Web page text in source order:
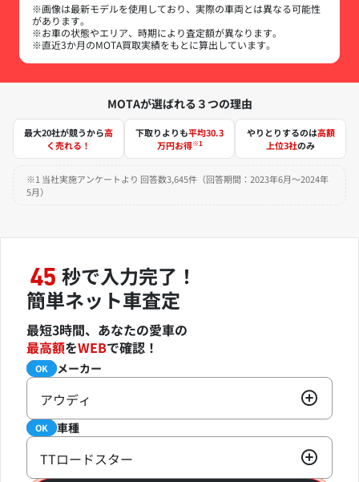
※画像は最新モデルを使用しており、実際の車両とは異なる可能性
があります。
※お車の状態やエリア、時期により査定額が異なります。
※直近3か月のMOTA買取実績をもとに算出しています。
MOTAが選ばれる３つの理由
最大20社が競うから高
く売れる！
下取りよりも平均30.3
万円お得※1
やりとりするのは高額
上位3社のみ
※1 当社実施アンケートより 回答数3,645件（回答期間：2023年6月～2024年
5月）
45 秒で入力完了！
簡単ネット車査定
最短3時間、あなたの愛車の
最高額をWEBで確認！
必須 メーカー
OK
アウディ
必須 車種
OK
TTロードスター